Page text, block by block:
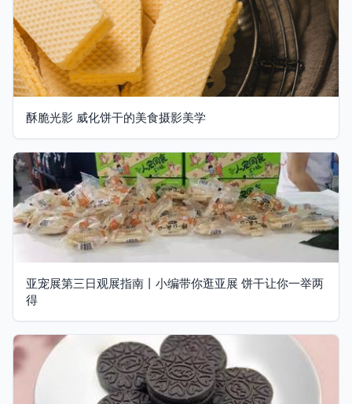
酥脆光影 威化饼干的美食摄影美学
亚宠展第三日观展指南丨小编带你逛亚展 饼干让你一举两
得